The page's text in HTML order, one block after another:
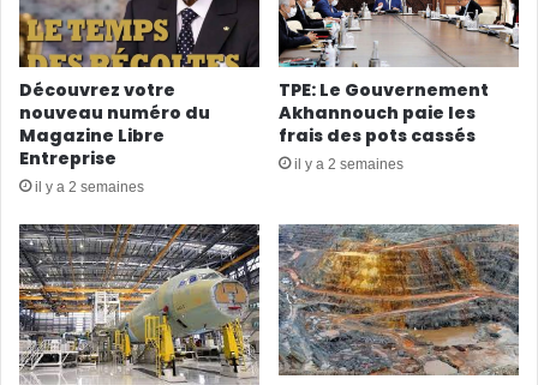
Découvrez votre
nouveau numéro du
Magazine Libre
Entreprise
il y a 2 semaines
TPE: Le Gouvernement
Akhannouch paie les
frais des pots cassés
il y a 2 semaines